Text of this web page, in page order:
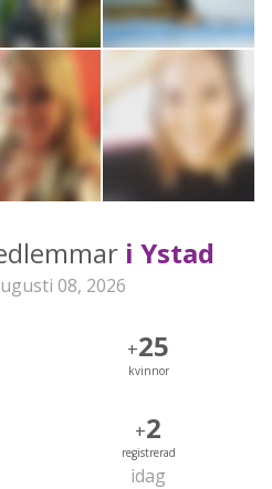
i Ystad
08, 2026
+25
kvinnor
+2
registrerad
idag